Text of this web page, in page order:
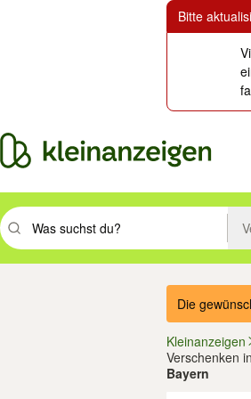
Bitte
Suchbegriff eingeben. Eingabetaste
Die
Kleinanzeigen
Verschenken
Bayern